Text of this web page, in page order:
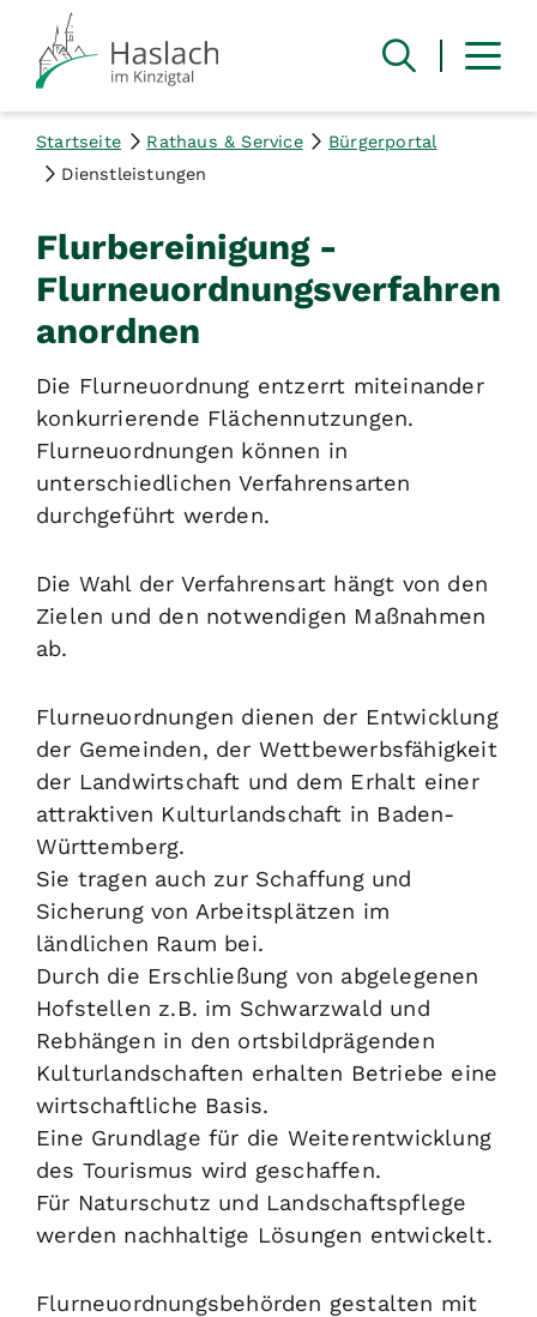
Startseite Rathaus & Service
Bürgerportal
Dienstleistungen
Flurbereinigung -
Flurneuordnungsverfahren
anordnen
Die Flurneuordnung entzerrt miteinander
konkurrierende Flächennutzungen.
Flurneuordnungen können in
unterschiedlichen Verfahrensarten
durchgeführt werden.
Die Wahl der Verfahrensart hängt von den
Zielen und den notwendigen Maßnahmen
ab.
Flurneuordnungen dienen der Entwicklung
der Gemeinden, der Wettbewerbsfähigkeit
der Landwirtschaft und dem Erhalt einer
attraktiven Kulturlandschaft in Baden-
Württemberg.
Sie tragen auch zur Schaffung und
Sicherung von Arbeitsplätzen im
ländlichen Raum bei.
Durch die Erschließung von abgelegenen
Hofstellen z.B. im Schwarzwald und
Rebhängen in den ortsbildprägenden
Kulturlandschaften erhalten Betriebe eine
wirtschaftliche Basis.
Eine Grundlage für die Weiterentwicklung
des Tourismus wird geschaffen.
Für Naturschutz und Landschaftspflege
werden nachhaltige Lösungen entwickelt.
Flurneuordnungsbehörden gestalten mit